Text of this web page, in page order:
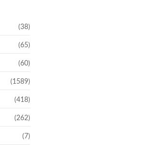
(38)
(65)
(60)
(1589)
(418)
(262)
(7)